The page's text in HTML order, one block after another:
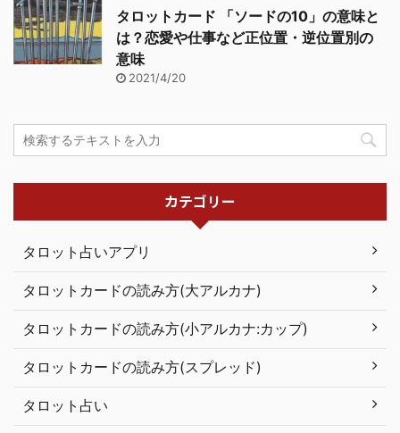
タロットカード 「ソードの10」の意味と
は？恋愛や仕事など正位置・逆位置別の
意味
2021/4/20
カテゴリー
タロット占いアプリ
タロットカードの読み方(大アルカナ)
タロットカードの読み方(小アルカナ:カップ)
タロットカードの読み方(スプレッド)
タロット占い